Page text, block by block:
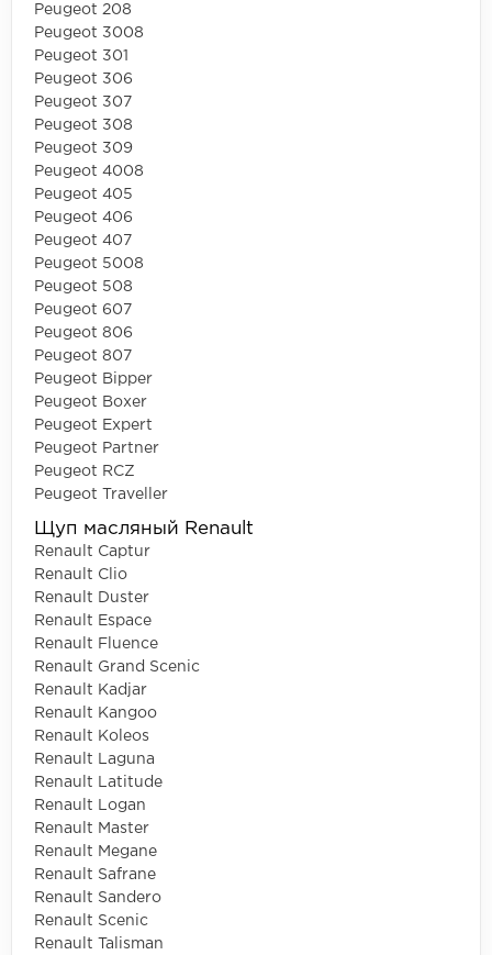
Peugeot 208
Peugeot 3008
Peugeot 301
Peugeot 306
Peugeot 307
Peugeot 308
Peugeot 309
Peugeot 4008
Peugeot 405
Peugeot 406
Peugeot 407
Peugeot 5008
Peugeot 508
Peugeot 607
Peugeot 806
Peugeot 807
Peugeot Bipper
Peugeot Boxer
Peugeot Expert
Peugeot Partner
Peugeot RCZ
Peugeot Traveller
Щуп масляный Renault
Renault Captur
Renault Clio
Renault Duster
Renault Espace
Renault Fluence
Renault Grand Scenic
Renault Kadjar
Renault Kangoo
Renault Koleos
Renault Laguna
Renault Latitude
Renault Logan
Renault Master
Renault Megane
Renault Safrane
Renault Sandero
Renault Scenic
Renault Talisman